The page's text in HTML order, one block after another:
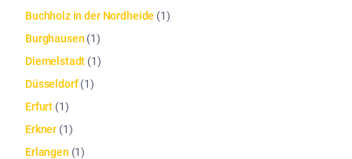
Buchholz in der Nordheide (1)
Burghausen (1)
Diemelstadt (1)
Düsseldorf(1)
Erfurt (1)
Erkner (1)
Erlangen (1)